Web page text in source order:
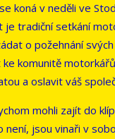
koná v neděli ve
je tradiční setkání
o požehnání
komunitě
a oslavit váš
mohli zajít do
není, jsou vinaři v